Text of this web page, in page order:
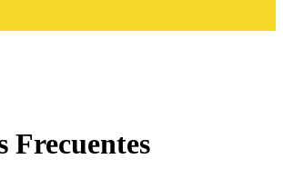
Frecuentes